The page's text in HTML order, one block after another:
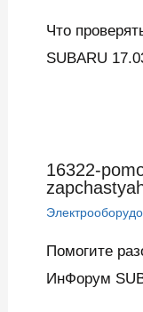
Что
SUBARU
16322-
Помогите
ИнФорум